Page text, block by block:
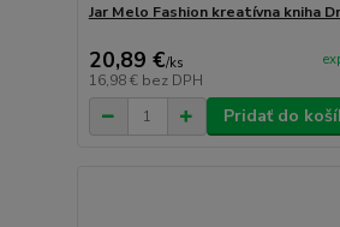
Jar Melo Fashion kreatívna kniha
20,89 €/ks
16,98 € bez DPH
Pridať do